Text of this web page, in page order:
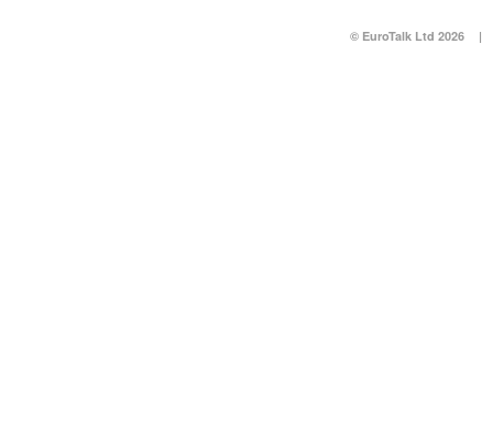
© EuroTalk Ltd 2026 |